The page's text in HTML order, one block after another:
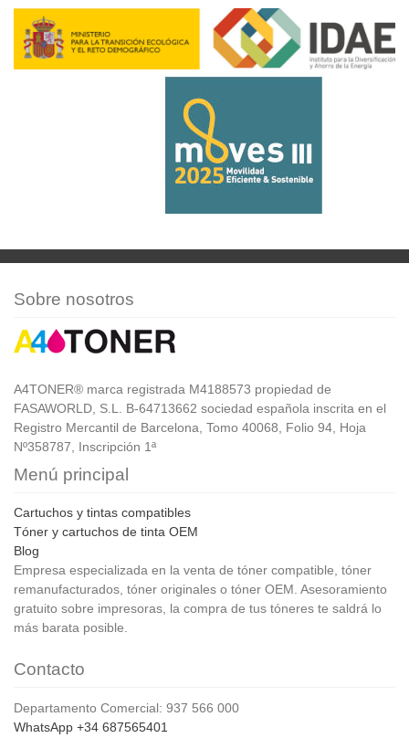
Sobre nosotros
A4TONER® marca registrada M4188573 propiedad de
FASAWORLD, S.L. B-64713662 sociedad española inscrita en el
Registro Mercantil de Barcelona, Tomo 40068, Folio 94, Hoja
Nº358787, Inscripción 1ª
Menú principal
Cartuchos y tintas compatibles
Tóner y cartuchos de tinta OEM
Blog
Empresa especializada en la venta de tóner compatible, tóner
remanufacturados, tóner originales o tóner OEM. Asesoramiento
gratuito sobre impresoras, la compra de tus tóneres te saldrá lo
más barata posible.
Contacto
Departamento Comercial: 937 566 000
WhatsApp +34 687565401